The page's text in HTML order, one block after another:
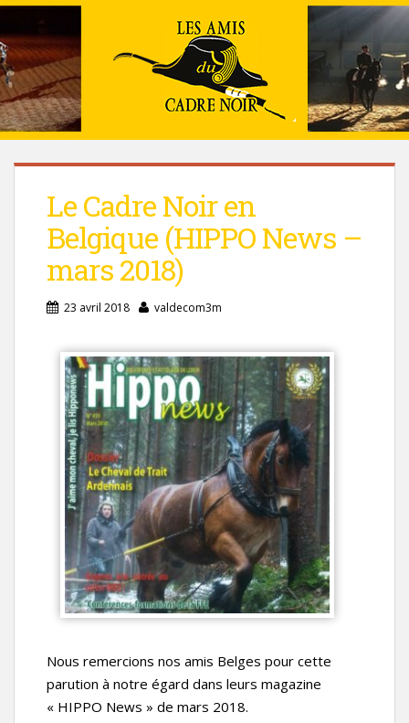
Le Cadre Noir en
Belgique (HIPPO News –
mars 2018)
23 avril 2018 valdecom3m
Nous remercions nos amis Belges pour cette
parution à notre égard dans leurs magazine
« HIPPO News » de mars 2018.